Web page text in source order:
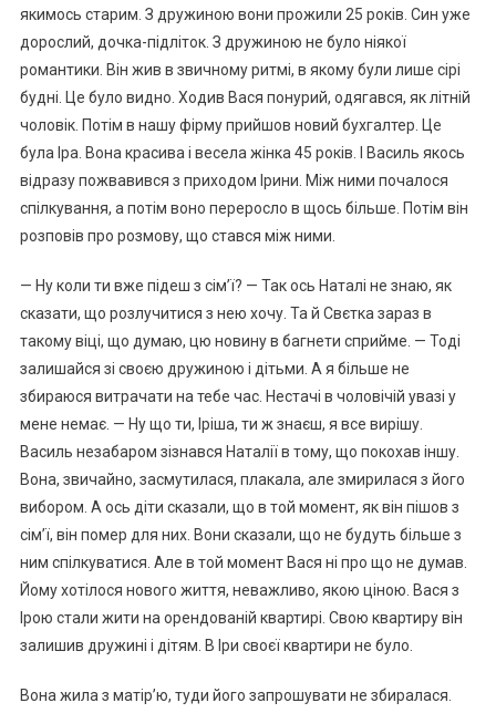
якимось старим. З дружиною вони прожили 25 років. Син уже
дорослий, дочка-підліток. З дружиною не було ніякої
романтики. Він жив в звичному ритмі, в якому були лише сірі
будні. Це було видно. Ходив Вася понурий, одягався, як літній
чоловік. Потім в нашу фірму прийшов новий бухгалтер. Це
була Іра. Вона красива і весела жінка 45 років. І Василь якось
відразу пожвавився з приходом Ірини. Між ними почалося
спілкування, а потім воно переросло в щось більше. Потім він
розповів про розмову, що стався між ними.
— Ну коли ти вже підеш з сім’ї? — Так ось Наталі не знаю, як
сказати, що розлучитися з нею хочу. Та й Свєтка зараз в
такому віці, що думаю, цю новину в багнети сприйме. — Тоді
залишайся зі своєю дружиною і дітьми. А я більше не
збираюся витрачати на тебе час. Нестачі в чоловічій увазі у
мене немає. — Ну що ти, Іріша, ти ж знаєш, я все вирішу.
Василь незабаром зізнався Наталії в тому, що покохав іншу.
Вона, звичайно, засмутилася, плакала, але змирилася з його
вибором. А ось діти сказали, що в той момент, як він пішов з
сім’ї, він помер для них. Вони сказали, що не будуть більше з
ним спілкуватися. Але в той момент Вася ні про що не думав.
Йому хотілося нового життя, неважливо, якою ціною. Вася з
Ірою стали жити на орендованій квартирі. Свою квартиру він
залишив дружині і дітям. В Іри своєї квартири не було.
Вона жила з матір’ю, туди його запрошувати не збиралася.